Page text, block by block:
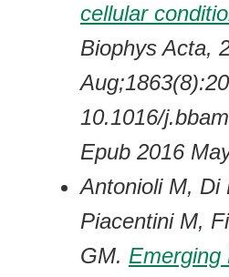
cellular
Biophys Acta,
10.1016/
Epub 2016
Antonioli M, Di
Piacentini M,
GM. Emerging